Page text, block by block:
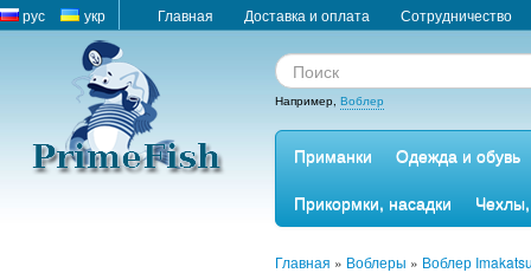
рус укр Главная Доставка и оплата Сотрудничество
Например, Воблер
Приманки
Одежда и обувь
Прикормки, насадки
Главная » Воблеры » Воблер